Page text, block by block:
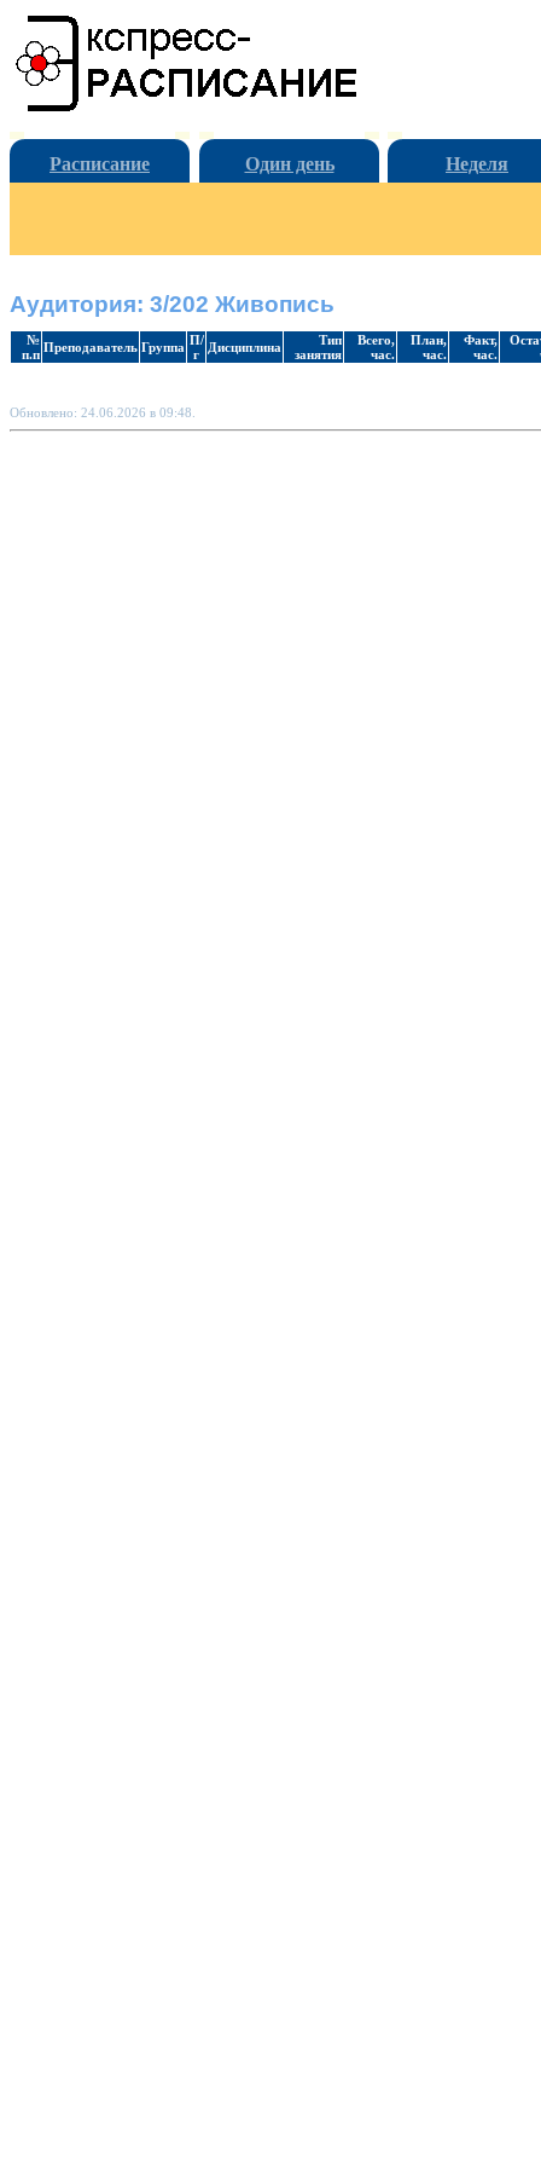
Расписание Один день Неделя
Аудитория: 3/202 Живопись
№
п.п Преподаватель Группа П/
г
Дисциплина
Тип
занятия
Всего,
час.
План,
час.
Факт,
час.
Обновлено: 24.06.2026 в 09:48.